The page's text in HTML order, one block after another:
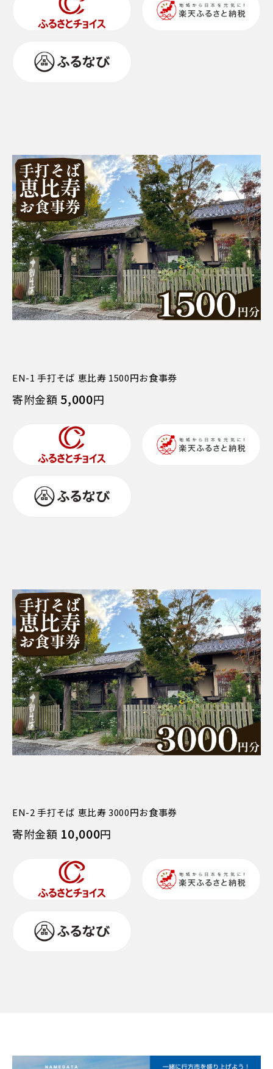
EN-1 手打そば 恵比寿 1500円お食事券
寄附金額 5,000円
EN-2 手打そば 恵比寿 3000円お食事券
寄附金額 10,000円